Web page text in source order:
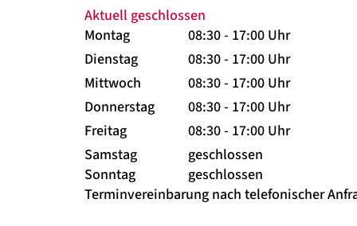
Aktuell geschlossen
Montag
08:30 - 17:00 Uhr
Dienstag
08:30 - 17:00 Uhr
Mittwoch
08:30 - 17:00 Uhr
Donnerstag
08:30 - 17:00 Uhr
Freitag
08:30 - 17:00 Uhr
Samstag
geschlossen
Sonntag
geschlossen
Terminvereinbarung nach telefonischer